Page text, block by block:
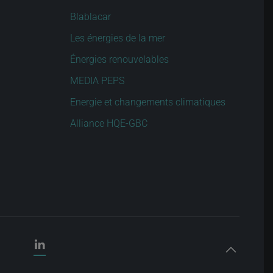
Blablacar
Les énergies de la mer
Énergies renouvelables
MEDIA PEPS
Energie et changements climatiques
Alliance HQE-GBC